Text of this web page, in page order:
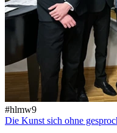
#hlmw9
Die Kunst sich ohne